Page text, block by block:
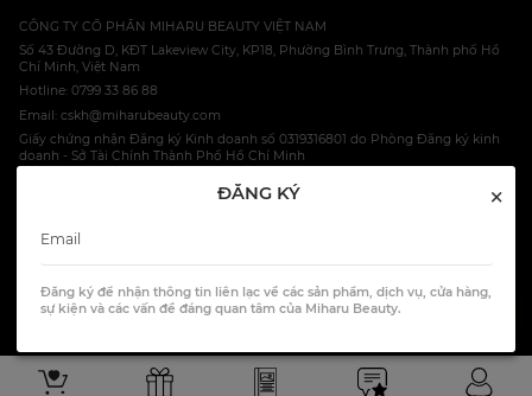
ĐĂNG KÝ ×
Đăng ký để nhận thông tin liên lạc về các sản phẩm, dịch vụ, cửa hàng,
sự kiện và các vấn đề đáng quan tâm của Miharu Beauty.
CÔNG TY CỔ PHẦN MIHARU BEAUTY VIỆT NAM
Số 43 Đường D, KĐT Lakeview City, KP18, Phường Bình Trưng, Thành phố Hồ
Chí Minh, Việt Nam
Hotline: 0799 33 86 88
Email: cskh@miharubeauty.com
Giấy chứng nhận Đăng ký Kinh doanh số 0319316801 do Phòng Đăng ký kinh
doanh - Sở Tài Chính Thành Phố Hồ Chí Minh
HOTLINE: 0799 33 86 88
All Rights Reserved.